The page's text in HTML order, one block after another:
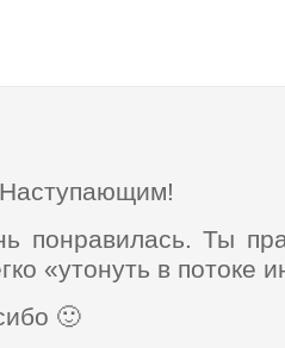
понравилась. Ты
«утонуть в потоке
🙂